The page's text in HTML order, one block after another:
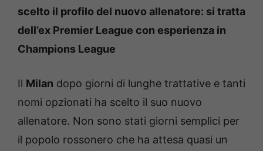
scelto il profilo del nuovo allenatore: si tratta
dell’ex Premier League con esperienza in
Champions League
Il Milan dopo giorni di lunghe trattative e tanti
nomi opzionati ha scelto il suo nuovo
allenatore. Non sono stati giorni semplici per
il popolo rossonero che ha attesa quasi un